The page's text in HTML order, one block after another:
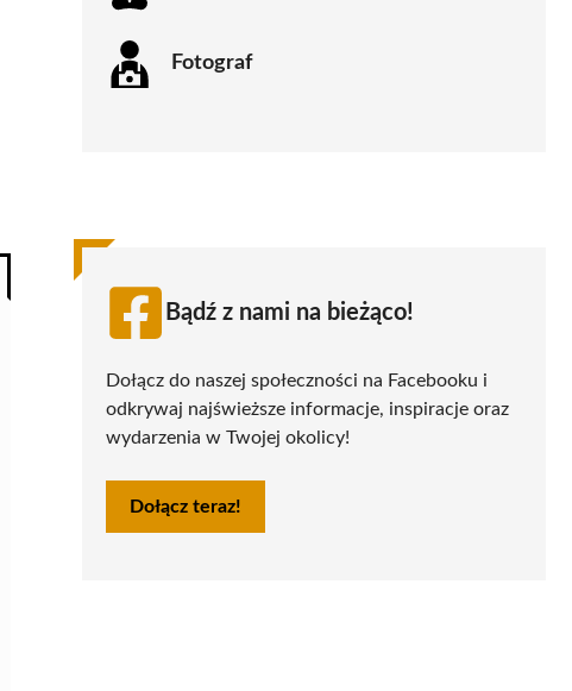
Fotograf
Bądź z nami na bieżąco!
Dołącz do naszej społeczności na Facebooku i
odkrywaj najświeższe informacje, inspiracje oraz
wydarzenia w Twojej okolicy!
Dołącz teraz!